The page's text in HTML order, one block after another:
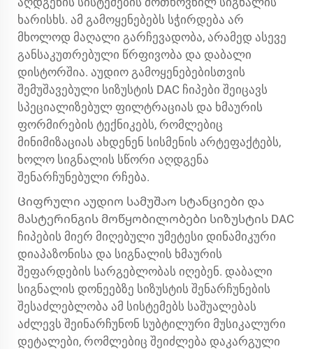
ხარისხს. ამ გამოყენებებს სჭირდება არ
მხოლოდ მაღალი გარჩევადობა, არამედ ასევე
განსაკუთრებული წრფივობა და დაბალი
დისტორშია. აუდიო გამოყენებებისთვის
შემუშავებული სიზუსტის DAC ჩიპები შეიცავს
სპეციალიზებულ ფილტრაციას და ხმაურის
ფორმირების ტექნიკებს, რომლებიც
მინიმიზაციას ახდენენ სისმენის არტეფაქტებს,
ხოლო სიგნალის სწორი აღდგენა
შენარჩუნებული რჩება.
Ციფრული აუდიო სამუშაო სტანციები და
მასტერინგის მოწყობილობები სიზუსტის DAC
ჩიპების მიერ მიღებული უმეტესი დინამიკური
დიაპაზონისა და სიგნალის ხმაურის
შეფარდების სარგებლობას იღებენ. დაბალი
სიგნალის დონეებზე სიზუსტის შენარჩუნების
შესაძლებლობა ამ სისტემებს საშუალებას
აძლევს შეინარჩუნონ სუბტილური მუსიკალური
დეტალები, რომლებიც შეიძლება დაკარგული